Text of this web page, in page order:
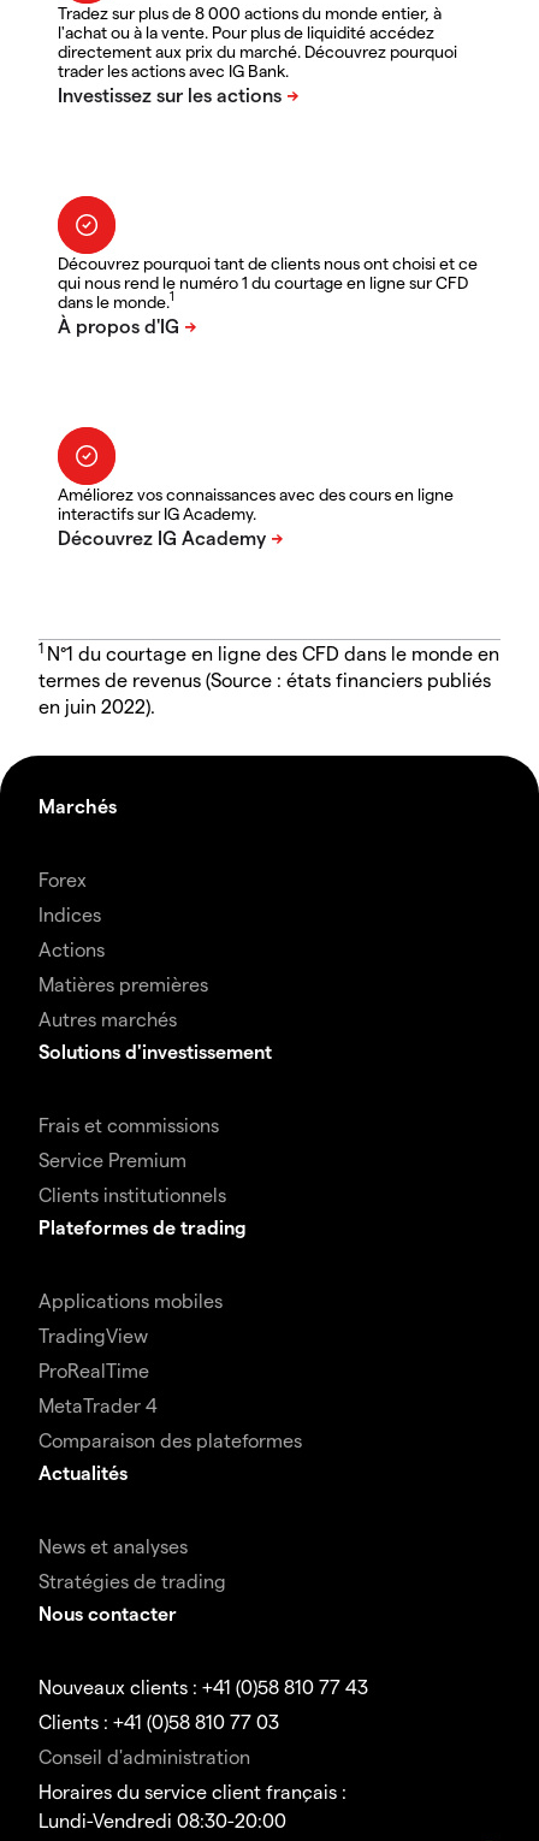
Tradez sur plus de 8 000 actions du monde entier, à
l'achat ou à la vente. Pour plus de liquidité accédez
directement aux prix du marché. Découvrez pourquoi
trader les actions avec IG Bank.
Découvrez pourquoi tant de clients nous ont choisi et ce
qui nous rend le numéro 1 du courtage en ligne sur CFD
dans le monde.1
Améliorez vos connaissances avec des cours en ligne
interactifs sur IG Academy.
1 N°1 du courtage en ligne des CFD dans le monde en
termes de revenus (Source : états financiers publiés
en juin 2022).
Marchés
Forex
Indices
Actions
Matières premières
Autres marchés
Solutions d'investissement
Frais et commissions
Service Premium
Clients institutionnels
Plateformes de trading
Applications mobiles
TradingView
ProRealTime
MetaTrader 4
Comparaison des plateformes
Actualités
News et analyses
Stratégies de trading
Nous contacter
Nouveaux clients : +41 (0)58 810 77 43
Clients : +41 (0)58 810 77 03
Conseil d'administration
Horaires du service client français :
Lundi-Vendredi 08:30-20:00